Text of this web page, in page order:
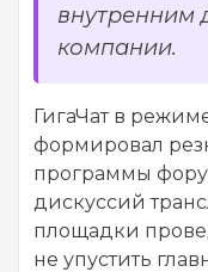
внутренним
компании.
ГигаЧат в
формировал
программы
дискуссий
площадки
не упустить